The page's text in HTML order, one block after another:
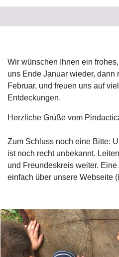
Wir wünschen Ihnen ein
uns Ende Januar wieder, dann
Februar, und freuen uns auf
Entdeckungen.
Herzliche Grüße vom
Zum Schluss noch eine Bitte:
ist noch recht unbekannt.
und Freundeskreis weiter.
einfach über unsere Webseite